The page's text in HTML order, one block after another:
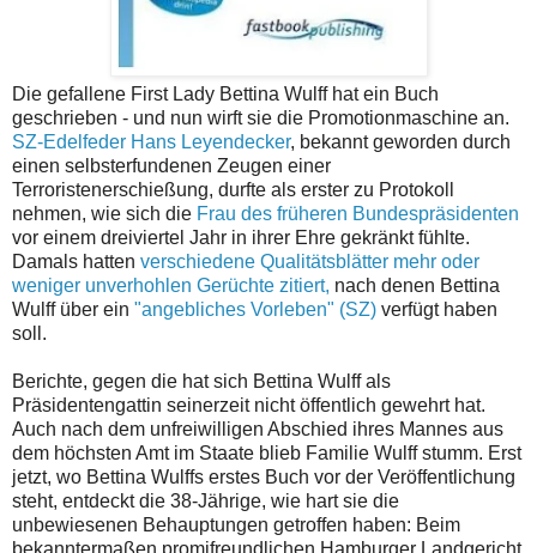
Die gefallene First Lady Bettina Wulff hat ein Buch
geschrieben - und nun wirft sie die Promotionmaschine an.
SZ-Edelfeder Hans Leyendecker, bekannt geworden durch
einen selbsterfundenen Zeugen einer
Terroristenerschießung, durfte als erster zu Protokoll
nehmen, wie sich die Frau des früheren Bundespräsidenten
vor einem dreiviertel Jahr in ihrer Ehre gekränkt fühlte.
Damals hatten verschiedene Qualitätsblätter mehr oder
weniger unverhohlen Gerüchte zitiert, nach denen Bettina
Wulff über ein "angebliches Vorleben" (SZ) verfügt haben
soll.
Berichte, gegen die hat sich Bettina Wulff als
Präsidentengattin seinerzeit nicht öffentlich gewehrt hat.
Auch nach dem unfreiwilligen Abschied ihres Mannes aus
dem höchsten Amt im Staate blieb Familie Wulff stumm. Erst
jetzt, wo Bettina Wulffs erstes Buch vor der Veröffentlichung
steht, entdeckt die 38-Jährige, wie hart sie die
unbewiesenen Behauptungen getroffen haben: Beim